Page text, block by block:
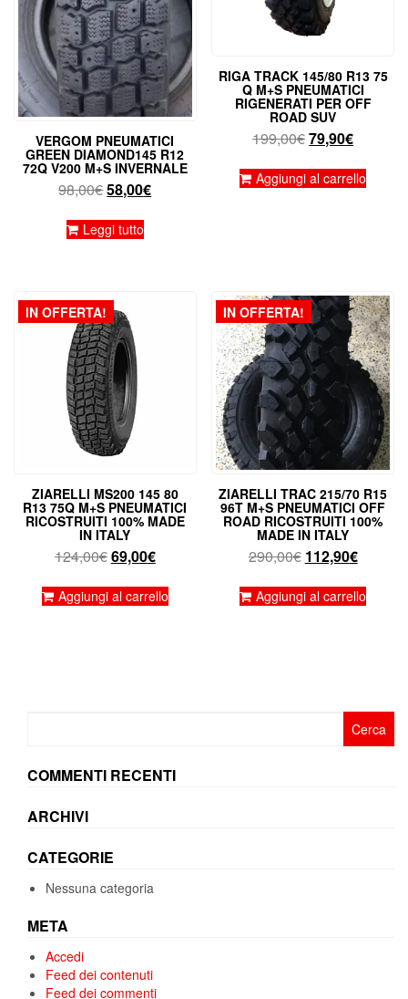
VERGOM PNEUMATICI
GREEN DIAMOND145 R12
72Q V200 M+S INVERNALE
98,00€Il
originale
58,00€Il
Leggi tutto
RIGA TRACK 145/80 R13 75
Q M+S PNEUMATICI
RIGENERATI PER OFF
ROAD SUV
199,00€Il
originale
79,90€Il
attuale
Aggiungi al carrello
IN OFFERTA!
ZIARELLI MS200 145 80
R13 75Q M+S PNEUMATICI
RICOSTRUITI 100% MADE
IN ITALY
124,00€Il
originale
69,00€Il
attuale
Aggiungi al carrello
IN OFFERTA!
ZIARELLI TRAC 215/70 R15
96T M+S PNEUMATICI OFF
ROAD RICOSTRUITI 100%
MADE IN ITALY
290,00€ Il
originale
112,90€Il
attuale
Aggiungi al carrello
COMMENTI RECENTI
ARCHIVI
CATEGORIE
Nessuna categoria
META
Accedi
Feed dei contenuti
Feed dei commenti